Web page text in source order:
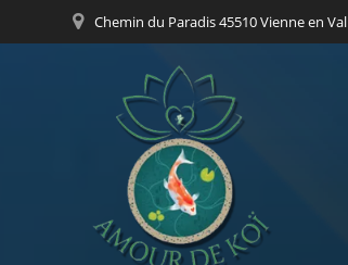
au
Chemin du Paradis 45510 Vienne en Val